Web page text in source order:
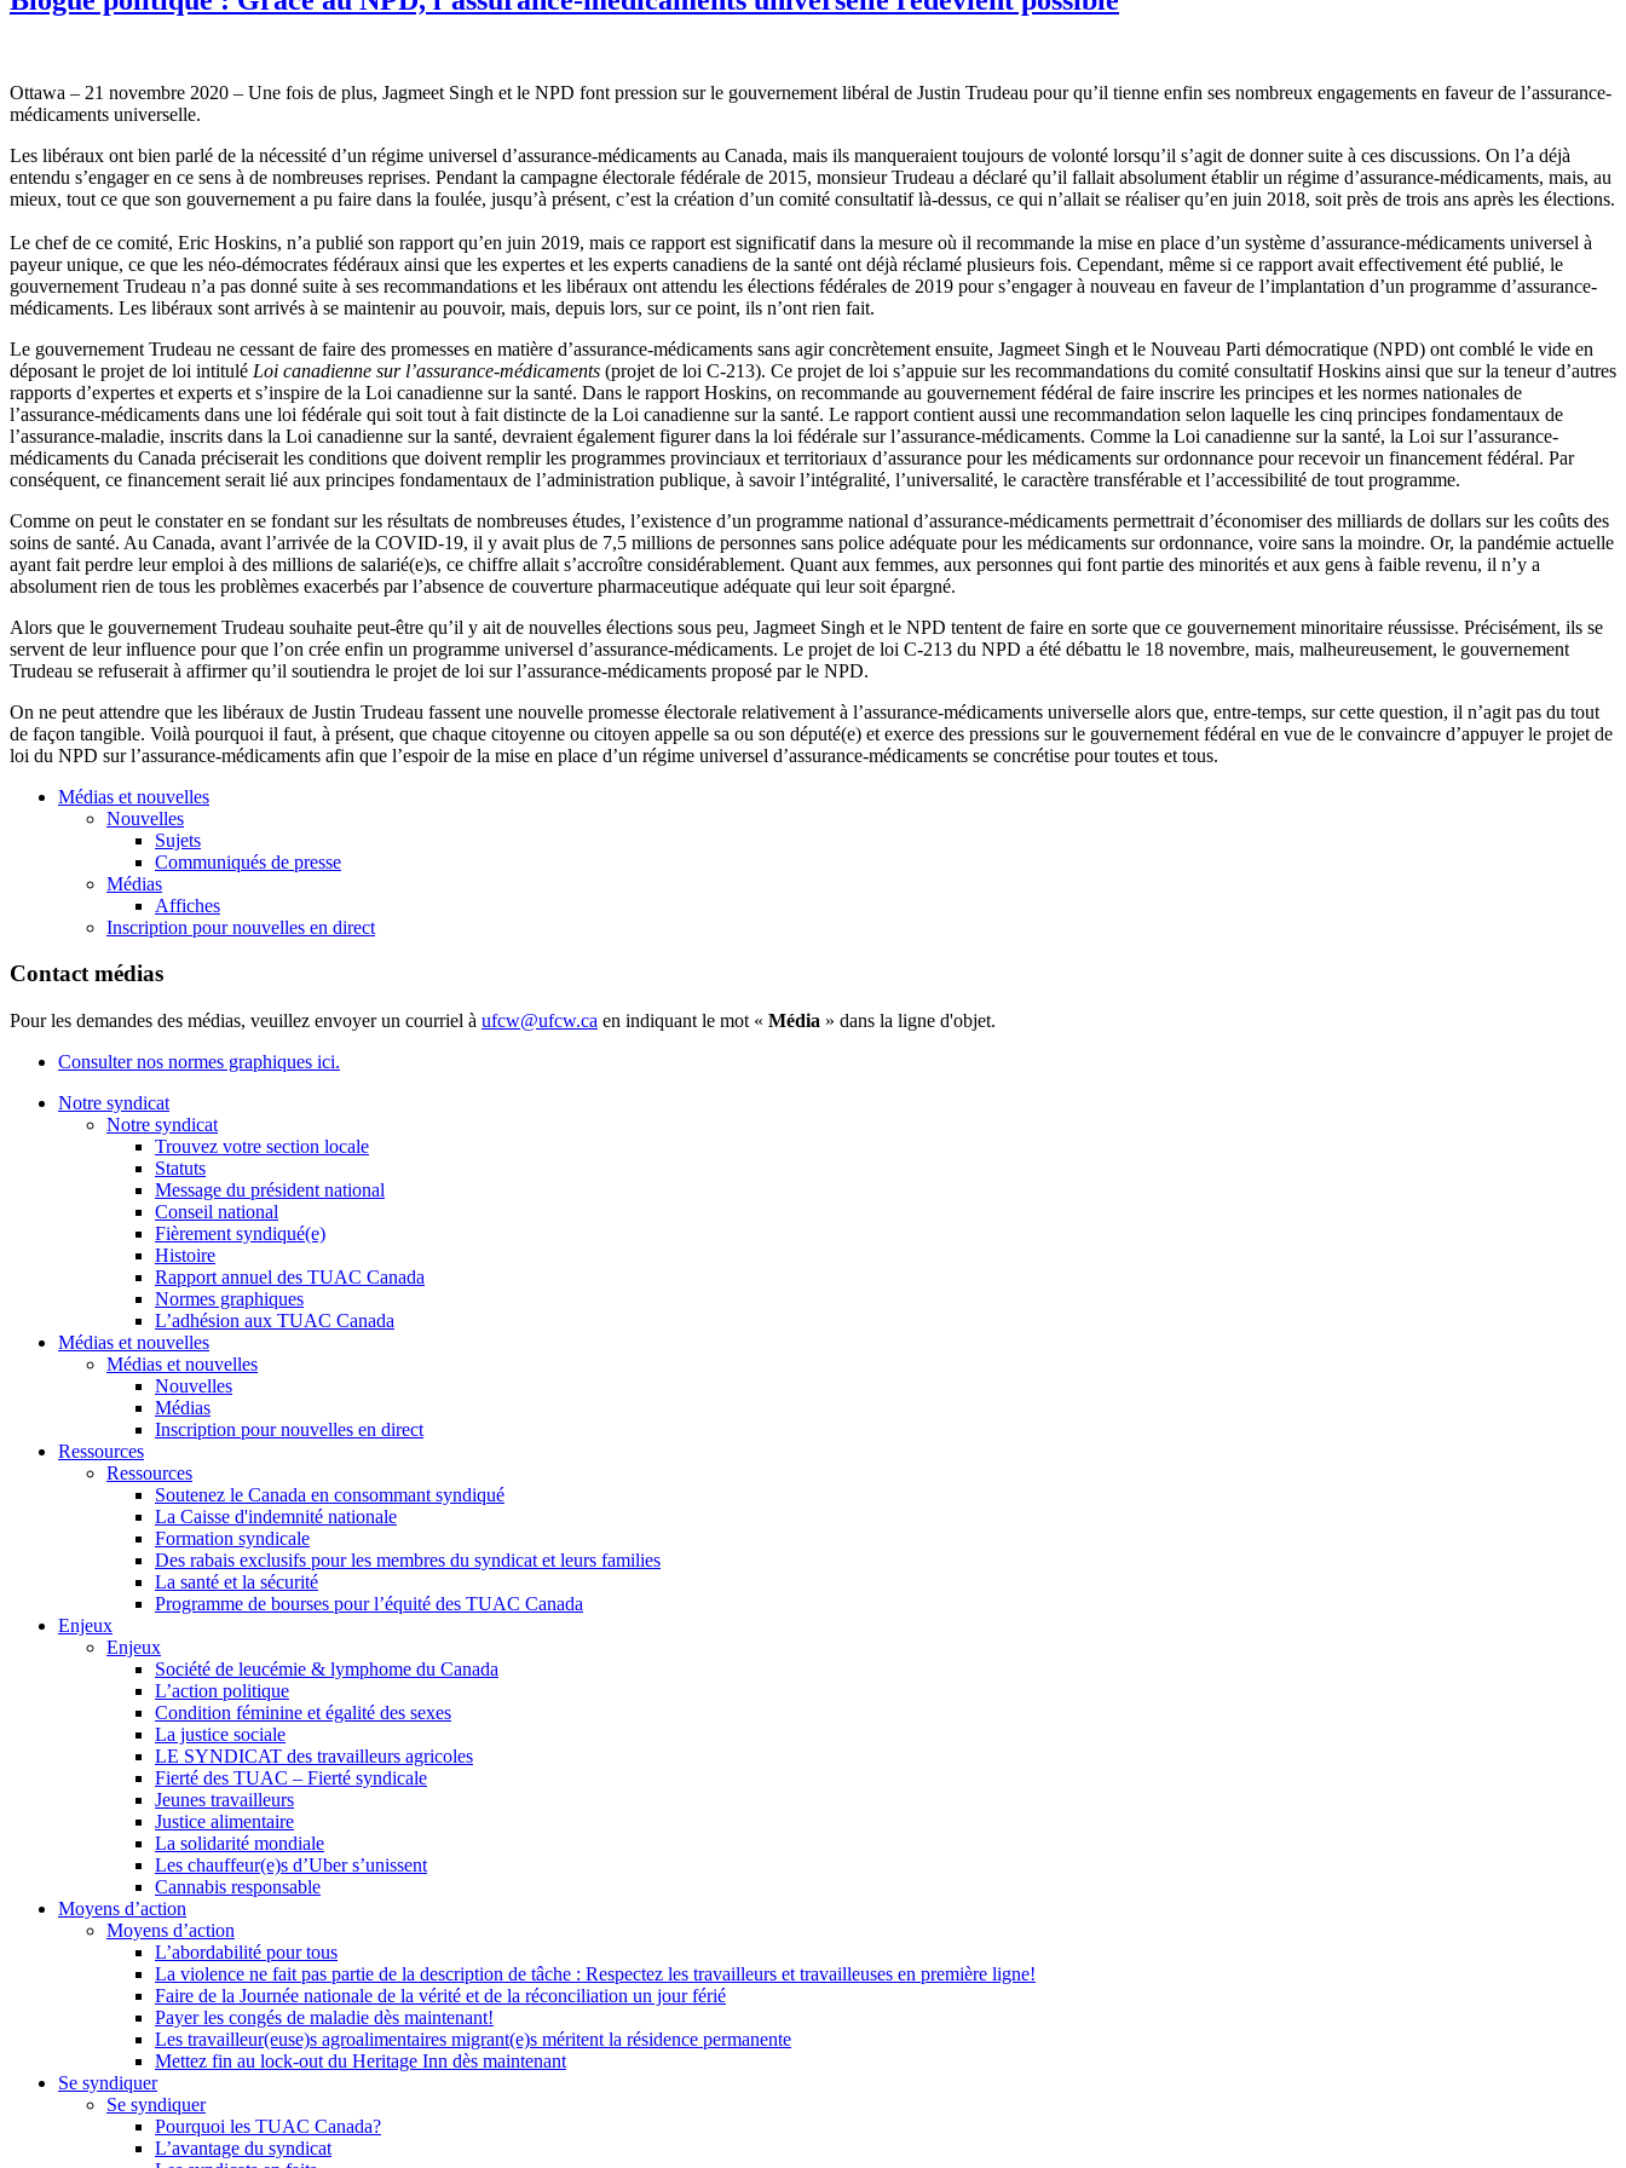
Ottawa – 21 novembre 2020 – Une fois de plus, Jagmeet Singh et le NPD font pression sur le gouvernement libéral de Justin Trudeau pour qu’il tienne enfin ses nombreux engagements en faveur de l’assurance-
médicaments universelle.
Les libéraux ont bien parlé de la nécessité d’un régime universel d’assurance-médicaments au Canada, mais ils manqueraient toujours de volonté lorsqu’il s’agit de donner suite à ces discussions. On l’a déjà
entendu s’engager en ce sens à de nombreuses reprises. Pendant la campagne électorale fédérale de 2015, monsieur Trudeau a déclaré qu’il fallait absolument établir un régime d’assurance-médicaments, mais, au
mieux, tout ce que son gouvernement a pu faire dans la foulée, jusqu’à présent, c’est la création d’un comité consultatif là-dessus, ce qui n’allait se réaliser qu’en juin 2018, soit près de trois ans après les élections.
Le chef de ce comité, Eric Hoskins, n’a publié son rapport qu’en juin 2019, mais ce rapport est significatif dans la mesure où il recommande la mise en place d’un système d’assurance-médicaments universel à
payeur unique, ce que les néo-démocrates fédéraux ainsi que les expertes et les experts canadiens de la santé ont déjà réclamé plusieurs fois. Cependant, même si ce rapport avait effectivement été publié, le
gouvernement Trudeau n’a pas donné suite à ses recommandations et les libéraux ont attendu les élections fédérales de 2019 pour s’engager à nouveau en faveur de l’implantation d’un programme d’assurance-
médicaments. Les libéraux sont arrivés à se maintenir au pouvoir, mais, depuis lors, sur ce point, ils n’ont rien fait.
Le gouvernement Trudeau ne cessant de faire des promesses en matière d’assurance-médicaments sans agir concrètement ensuite, Jagmeet Singh et le Nouveau Parti démocratique (NPD) ont comblé le vide en
déposant le projet de loi intitulé Loi canadienne sur l’assurance-médicaments (projet de loi C-213). Ce projet de loi s’appuie sur les recommandations du comité consultatif Hoskins ainsi que sur la teneur d’autres
rapports d’expertes et experts et s’inspire de la Loi canadienne sur la santé. Dans le rapport Hoskins, on recommande au gouvernement fédéral de faire inscrire les principes et les normes nationales de
l’assurance-médicaments dans une loi fédérale qui soit tout à fait distincte de la Loi canadienne sur la santé. Le rapport contient aussi une recommandation selon laquelle les cinq principes fondamentaux de
l’assurance-maladie, inscrits dans la Loi canadienne sur la santé, devraient également figurer dans la loi fédérale sur l’assurance-médicaments. Comme la Loi canadienne sur la santé, la Loi sur l’assurance-
médicaments du Canada préciserait les conditions que doivent remplir les programmes provinciaux et territoriaux d’assurance pour les médicaments sur ordonnance pour recevoir un financement fédéral. Par
conséquent, ce financement serait lié aux principes fondamentaux de l’administration publique, à savoir l’intégralité, l’universalité, le caractère transférable et l’accessibilité de tout programme.
Comme on peut le constater en se fondant sur les résultats de nombreuses études, l’existence d’un programme national d’assurance-médicaments permettrait d’économiser des milliards de dollars sur les coûts des
soins de santé. Au Canada, avant l’arrivée de la COVID-19, il y avait plus de 7,5 millions de personnes sans police adéquate pour les médicaments sur ordonnance, voire sans la moindre. Or, la pandémie actuelle
ayant fait perdre leur emploi à des millions de salarié(e)s, ce chiffre allait s’accroître considérablement. Quant aux femmes, aux personnes qui font partie des minorités et aux gens à faible revenu, il n’y a
absolument rien de tous les problèmes exacerbés par l’absence de couverture pharmaceutique adéquate qui leur soit épargné.
Alors que le gouvernement Trudeau souhaite peut-être qu’il y ait de nouvelles élections sous peu, Jagmeet Singh et le NPD tentent de faire en sorte que ce gouvernement minoritaire réussisse. Précisément, ils se
servent de leur influence pour que l’on crée enfin un programme universel d’assurance-médicaments. Le projet de loi C-213 du NPD a été débattu le 18 novembre, mais, malheureusement, le gouvernement
Trudeau se refuserait à affirmer qu’il soutiendra le projet de loi sur l’assurance-médicaments proposé par le NPD.
On ne peut attendre que les libéraux de Justin Trudeau fassent une nouvelle promesse électorale relativement à l’assurance-médicaments universelle alors que, entre-temps, sur cette question, il n’agit pas du tout
de façon tangible. Voilà pourquoi il faut, à présent, que chaque citoyenne ou citoyen appelle sa ou son député(e) et exerce des pressions sur le gouvernement fédéral en vue de le convaincre d’appuyer le projet de
loi du NPD sur l’assurance-médicaments afin que l’espoir de la mise en place d’un régime universel d’assurance-médicaments se concrétise pour toutes et tous.
Médias et nouvelles
Nouvelles
Sujets
Communiqués de presse
Médias
Affiches
Inscription pour nouvelles en direct
Contact médias
Pour les demandes des médias, veuillez envoyer un courriel à ufcw@ufcw.ca en indiquant le mot « Média » dans la ligne d'objet.
Consulter nos normes graphiques ici.
Notre syndicat
Notre syndicat
Trouvez votre section locale
Statuts
Message du président national
Conseil national
Fièrement syndiqué(e)
Histoire
Rapport annuel des TUAC Canada
Normes graphiques
L’adhésion aux TUAC Canada
Médias et nouvelles
Médias et nouvelles
Nouvelles
Médias
Inscription pour nouvelles en direct
Ressources
Ressources
Soutenez le Canada en consommant syndiqué
La Caisse d'indemnité nationale
Formation syndicale
Des rabais exclusifs pour les membres du syndicat et leurs families
La santé et la sécurité
Programme de bourses pour l’équité des TUAC Canada
Enjeux
Enjeux
Société de leucémie & lymphome du Canada
L’action politique
Condition féminine et égalité des sexes
La justice sociale
LE SYNDICAT des travailleurs agricoles
Fierté des TUAC – Fierté syndicale
Jeunes travailleurs
Justice alimentaire
La solidarité mondiale
Les chauffeur(e)s d’Uber s’unissent
Cannabis responsable
Moyens d’action
Moyens d’action
L’abordabilité pour tous
La violence ne fait pas partie de la description de tâche : Respectez les travailleurs et travailleuses en première ligne!
Faire de la Journée nationale de la vérité et de la réconciliation un jour férié
Payer les congés de maladie dès maintenant!
Les travailleur(euse)s agroalimentaires migrant(e)s méritent la résidence permanente
Mettez fin au lock-out du Heritage Inn dès maintenant
Se syndiquer
Se syndiquer
Pourquoi les TUAC Canada?
L’avantage du syndicat